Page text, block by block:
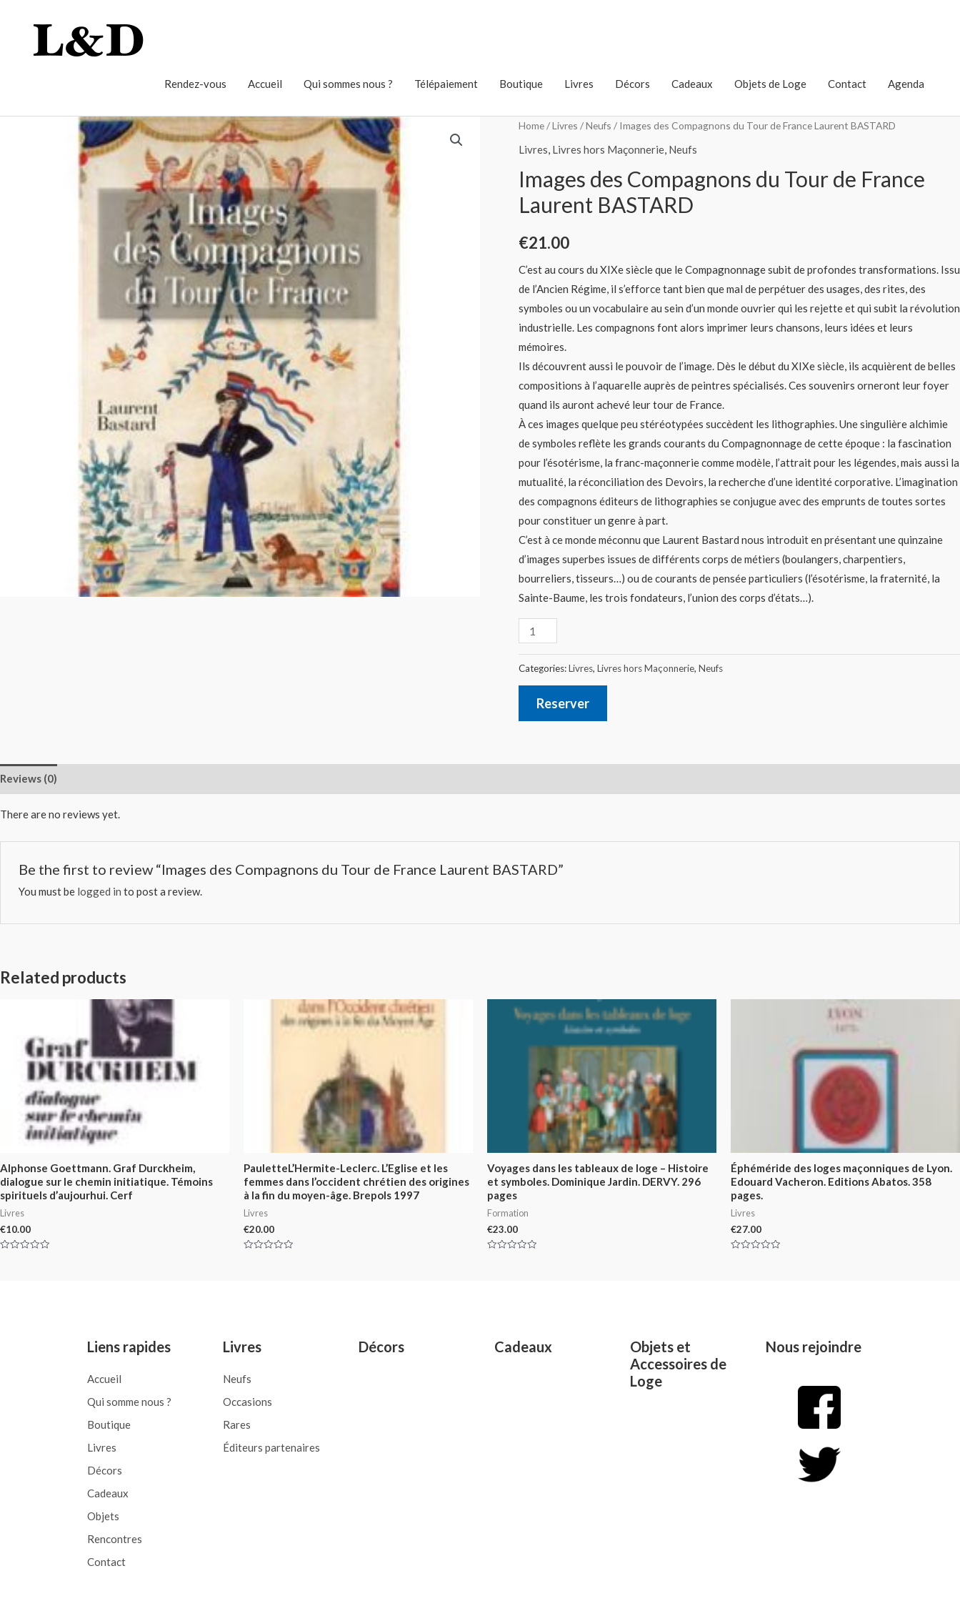
Rendez-vous Accueil Qui sommes nous ? Télépaiement Boutique Livres Décors Cadeaux Objets de Loge Contact Agenda
Home/Livres /Neufs / Images des Compagnons du Tour de France Laurent BASTARD
Livres, Livres hors Maçonnerie, Neufs
Images des Compagnons du Tour de France
Laurent BASTARD
€21.00
C’est au cours du XIXe siècle que le Compagnonnage subit de profondes transformations. Issu
de l’Ancien Régime, il s’efforce tant bien que mal de perpétuer des usages, des rites, des
symboles ou un vocabulaire au sein d’un monde ouvrier qui les rejette et qui subit la révolution
industrielle. Les compagnons font alors imprimer leurs chansons, leurs idées et leurs
mémoires.
Ils découvrent aussi le pouvoir de l’image. Dès le début du XIXe siècle, ils acquièrent de belles
compositions à l’aquarelle auprès de peintres spécialisés. Ces souvenirs orneront leur foyer
quand ils auront achevé leur tour de France.
À ces images quelque peu stéréotypées succèdent les lithographies. Une singulière alchimie
de symboles reflète les grands courants du Compagnonnage de cette époque : la fascination
pour l’ésotérisme, la franc-maçonnerie comme modèle, l’attrait pour les légendes, mais aussi la
mutualité, la réconciliation des Devoirs, la recherche d’une identité corporative. L’imagination
des compagnons éditeurs de lithographies se conjugue avec des emprunts de toutes sortes
pour constituer un genre à part.
C’est à ce monde méconnu que Laurent Bastard nous introduit en présentant une quinzaine
d’images superbes issues de différents corps de métiers (boulangers, charpentiers,
bourreliers, tisseurs…) ou de courants de pensée particuliers (l’ésotérisme, la fraternité, la
Sainte-Baume, les trois fondateurs, l’union des corps d’états…).
Categories:Livres, Livres hors Maçonnerie, Neufs
Reserver
Reviews (0)
There are no reviews yet.
Be the first to review “Images des Compagnons du Tour de France Laurent BASTARD”
You must be logged in to post a review.
Related products
Alphonse Goettmann. Graf Durckheim,
dialogue sur le chemin initiatique. Témoins
spirituels d’aujourhui. Cerf
Livres
€10.00
PauletteL’Hermite-Leclerc. L’Eglise et les
femmes dans l’occident chrétien des origines
à la fin du moyen-âge. Brepols 1997
Livres
€20.00
Voyages dans les tableaux de loge – Histoire
et symboles. Dominique Jardin. DERVY. 296
pages
Formation
€23.00
Éphéméride des loges maçonniques de Lyon.
Edouard Vacheron. Editions Abatos. 358
pages.
Livres
€27.00
Liens rapides
Accueil
Qui somme nous ?
Boutique
Livres
Décors
Cadeaux
Objets
Rencontres
Contact
Livres
Neufs
Occasions
Rares
Éditeurs partenaires
Décors Cadeaux
Objets et
Accessoires de
Loge
Nous rejoindre